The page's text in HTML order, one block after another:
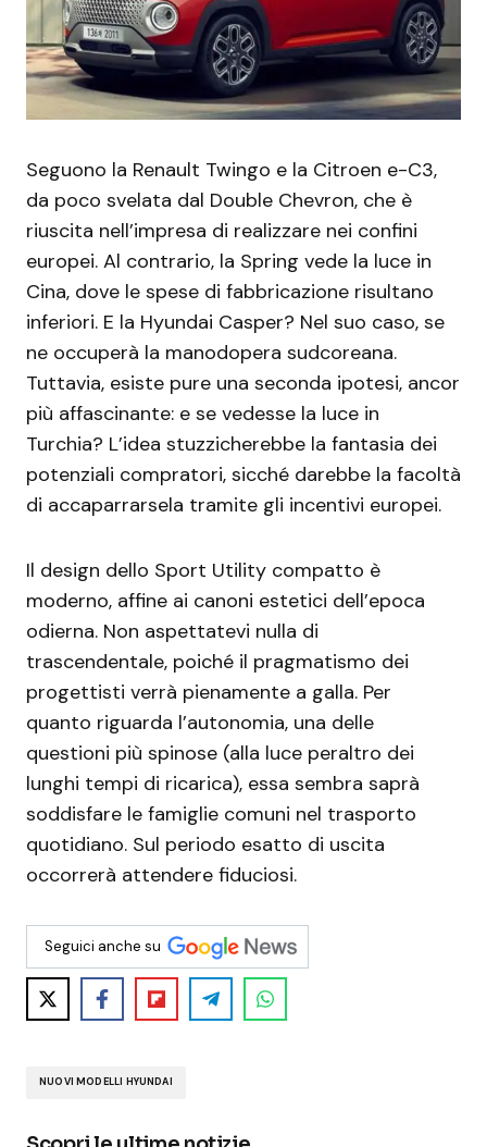
Seguono la Renault Twingo e la Citroen e-C3,
da poco svelata dal Double Chevron, che è
riuscita nell’impresa di realizzare nei confini
europei. Al contrario, la Spring vede la luce in
Cina, dove le spese di fabbricazione risultano
inferiori. E la Hyundai Casper? Nel suo caso, se
ne occuperà la manodopera sudcoreana.
Tuttavia, esiste pure una seconda ipotesi, ancor
più affascinante: e se vedesse la luce in
Turchia? L’idea stuzzicherebbe la fantasia dei
potenziali compratori, sicché darebbe la facoltà
di accaparrarsela tramite gli incentivi europei.
Il design dello Sport Utility compatto è
moderno, affine ai canoni estetici dell’epoca
odierna. Non aspettatevi nulla di
trascendentale, poiché il pragmatismo dei
progettisti verrà pienamente a galla. Per
quanto riguarda l’autonomia, una delle
questioni più spinose (alla luce peraltro dei
lunghi tempi di ricarica), essa sembra saprà
soddisfare le famiglie comuni nel trasporto
quotidiano. Sul periodo esatto di uscita
occorrerà attendere fiduciosi.
Seguici anche su
NUOVI MODELLI HYUNDAI